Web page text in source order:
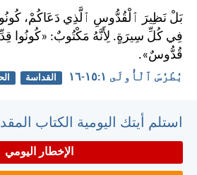
بَلْ نَظِيرَ ٱلْقُدُّوسِ ٱلَّذِي دَعَاكُمْ،
فِي كُلِّ سِيرَةٍ. لِأَنَّهُ مَكْتُوبٌ: «كُونُوا
قُدُّوسٌ».
بُطْرُسَ ٱلْأُولَى ١:‏١٥-‏١٦ القداسة
استلم أيتك اليومية الكتاب
الإخطار اليومي